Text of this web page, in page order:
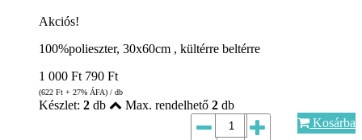
Akciós!
100%polieszter, 30x60cm , kültérre beltérre
1 000 Ft 790 Ft
(622 Ft + 27% ÁFA) / db
Készlet: 2 db Max. rendelhető 2 db
Kosárba